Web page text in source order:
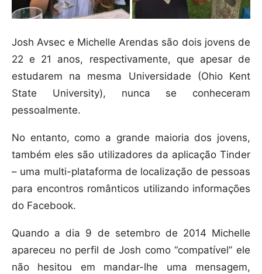
Josh Avsec e Michelle Arendas são dois jovens de
22 e 21 anos, respectivamente, que apesar de
estudarem na mesma Universidade (Ohio Kent
State University), nunca se conheceram
pessoalmente.
No entanto, como a grande maioria dos jovens,
também eles são utilizadores da aplicação Tinder
– uma multi-plataforma de localização de pessoas
para encontros românticos utilizando informações
do Facebook.
Quando a dia 9 de setembro de 2014 Michelle
apareceu no perfil de Josh como “compatível” ele
não hesitou em mandar-lhe uma mensagem,